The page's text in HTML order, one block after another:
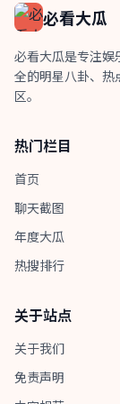
必看大瓜
必看大瓜是专注娱
全的明星八卦、热
区。
热门栏目
首页
聊天截图
年度大瓜
热搜排行
关于站点
关于我们
免责声明